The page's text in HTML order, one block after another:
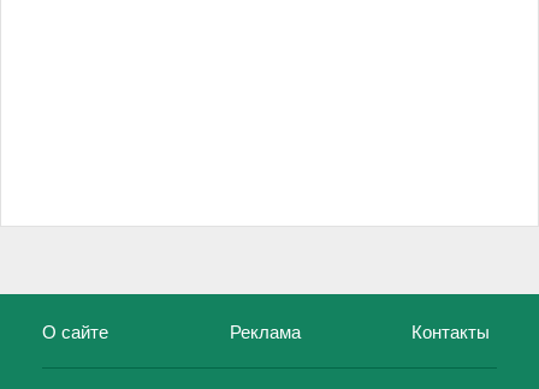
О сайте Реклама Контакты